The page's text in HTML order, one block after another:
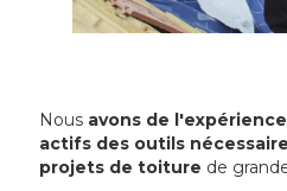
Nous avons de
actifs des outils
projets de toiture de